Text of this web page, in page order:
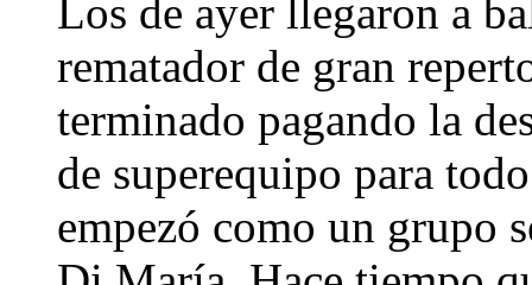
Los de ayer llegaron a
rematador de gran
terminado pagando la
de superequipo para
empezó como un grupo